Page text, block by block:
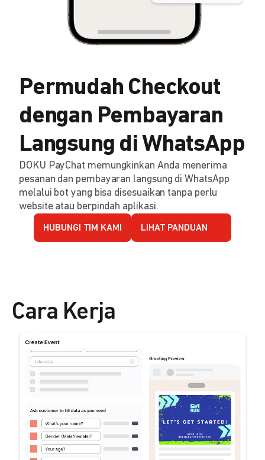
Permudah Checkout
dengan Pembayaran
Langsung di WhatsApp
DOKU PayChat memungkinkan Anda menerima
pesanan dan pembayaran langsung di WhatsApp
melalui bot yang bisa disesuaikan tanpa perlu
website atau berpindah aplikasi.
HUBUNGI TIM KAMI LIHAT PANDUAN
Cara Kerja